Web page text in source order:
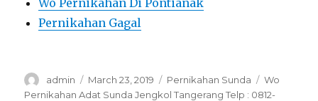
Pernikahan Gagal
Author
admin
Posted
on
March 23, 2019 Categories
Pernikahan Sunda Tags
Wo
Pernikahan Adat Sunda Jengkol Tangerang Telp : 0812-